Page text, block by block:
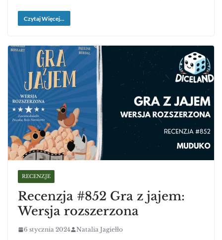
Czytaj Więcej...
RECENZJE
Recenzja #852 Gra z jajem:
Wersja rozszerzona
6 stycznia 2024 Natalia Jagiełło